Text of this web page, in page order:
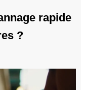
rapide
?